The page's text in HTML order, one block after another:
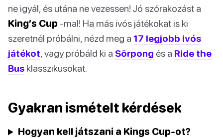
ne igyál, és utána ne vezessen! Jó szórakozást a
King’s Cup -mal! Ha más ivós játékokat is ki
szeretnél próbálni, nézd meg a 17 legjobb ivós
játékot, vagy próbáld ki a Sörpong és a Ride the
Bus klasszikusokat.
Gyakran ismételt kérdések
Hogyan kell játszani a Kings Cup-ot?